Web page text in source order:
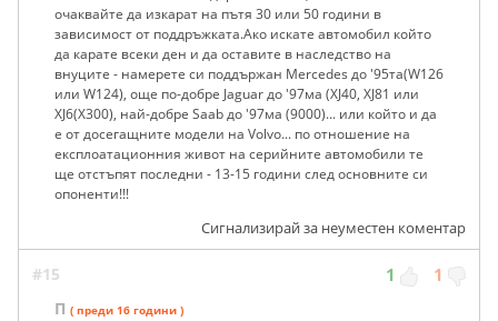
очаквайте да изкарат на пътя 30 или 50 години в
зависимост от поддръжката.Ако искате автомобил който
да карате всеки ден и да оставите в наследство на
внуците - намерете си поддържан Mercedes до '95та(W126
или W124), още по-добре Jaguar до '97ма (XJ40, XJ81 или
XJ6(X300), най-добре Saab до '97ма (9000)... или който и да
е от досегащните модели на Volvo... по отношение на
експлоатационния живот на серийните автомобили те
ще отстъпят последни - 13-15 години след основните си
опоненти!!!
Сигнализирай за неуместен коментар
#15 1 1
П ( преди 16 години )